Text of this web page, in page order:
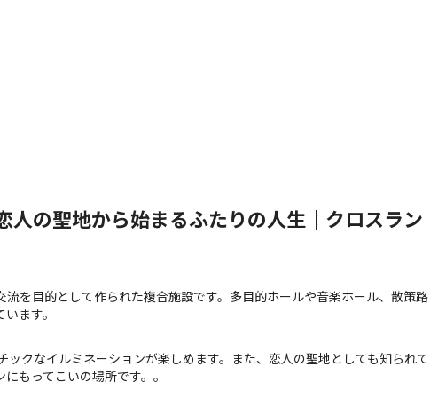
人の聖地から始まるふたりの人生｜クロスラン
を目的として作られた複合施設です。多目的ホールや音楽ホール、散策路
ます。
クなイルミネーションが楽しめます。また、恋人の聖地としても知られて
もってこいの場所です。。